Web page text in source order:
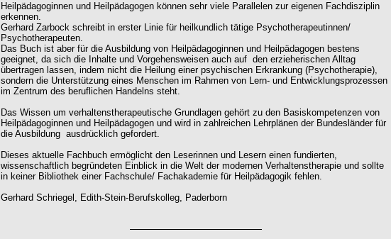
Heilpädagoginnen und Heilpädagogen können sehr viele Parallelen zur eigenen Fachdisziplin
erkennen.
Gerhard Zarbock schreibt in erster Linie für heilkundlich tätige Psychotherapeutinnen/
Psychotherapeuten.
Das Buch ist aber für die Ausbildung von Heilpädagoginnen und Heilpädagogen bestens
geeignet, da sich die Inhalte und Vorgehensweisen auch auf den erzieherischen Alltag
übertragen lassen, indem nicht die Heilung einer psychischen Erkrankung (Psychotherapie),
sondern die Unterstützung eines Menschen im Rahmen von Lern- und Entwicklungsprozessen
im Zentrum des beruflichen Handelns steht.
Das Wissen um verhaltenstherapeutische Grundlagen gehört zu den Basiskompetenzen von
Heilpädagoginnen und Heilpädagogen und wird in zahlreichen Lehrplänen der Bundesländer für
die Ausbildung ausdrücklich gefordert.
Dieses aktuelle Fachbuch ermöglicht den Leserinnen und Lesern einen fundierten,
wissenschaftlich begründeten Einblick in die Welt der modernen Verhaltenstherapie und sollte
in keiner Bibliothek einer Fachschule/ Fachakademie für Heilpädagogik fehlen.
Gerhard Schriegel, Edith-Stein-Berufskolleg, Paderborn